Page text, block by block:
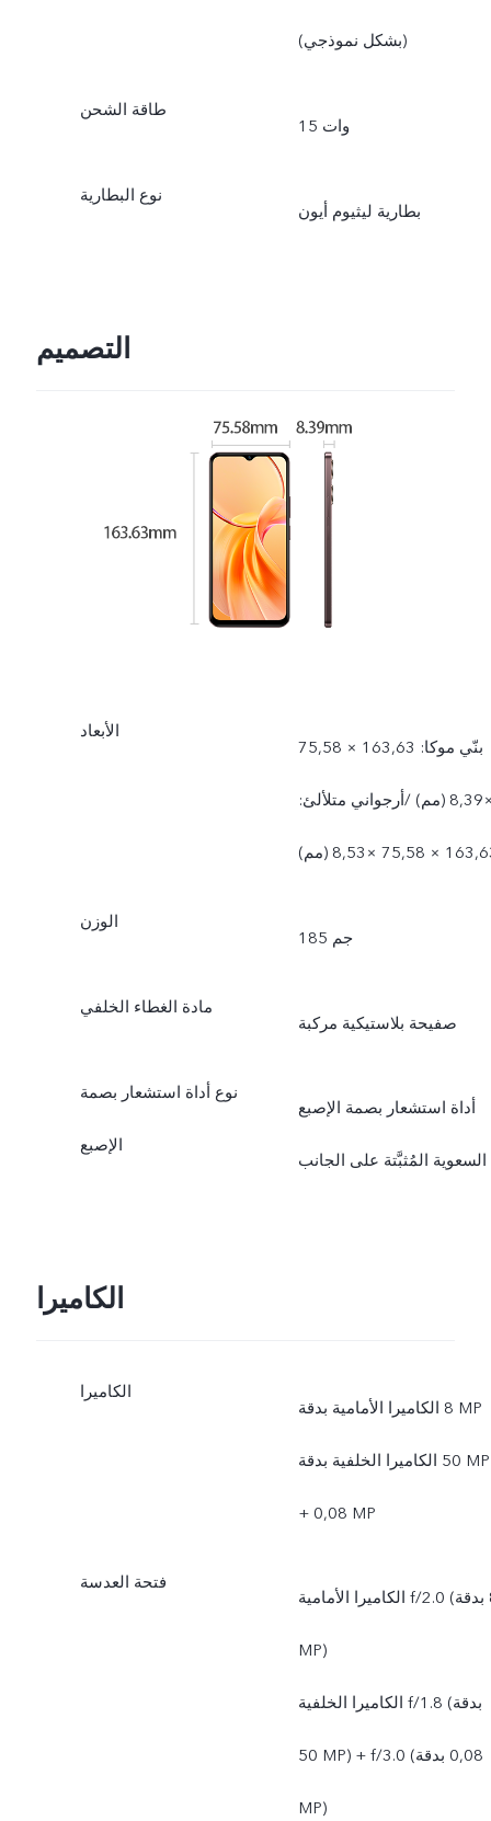
(بشكل نموذجي)
طاقة الشحن
15 وات
نوع البطارية
بطارية ليثيوم أيون
التصميم
الأبعاد
بنّي موكا: 163,63 × 75,58
×8,39 (مم) /أرجواني متلألئ:
× 75,58 ×8,53 (مم)
الوزن
185 جم
مادة الغطاء الخلفي
صفيحة بلاستيكية مركبة
نوع أداة استشعار بصمة
الإصبع
أداة استشعار بصمة الإصبع
السعوية المُثبَّتة على الجانب
الكاميرا
الكاميرا
الكاميرا الأمامية بدقة ‎8 MP
الكاميرا الخلفية بدقة ‎50 MP
+ ‏‎0,08 MP
فتحة العدسة
الكاميرا الأمامية f/2.0 (بدقة ‎8
MP)
الكاميرا الخلفية f/1.8 (بدقة
‎50 MP) + f/3.0 ‏(بدقة ‎0,08
MP)